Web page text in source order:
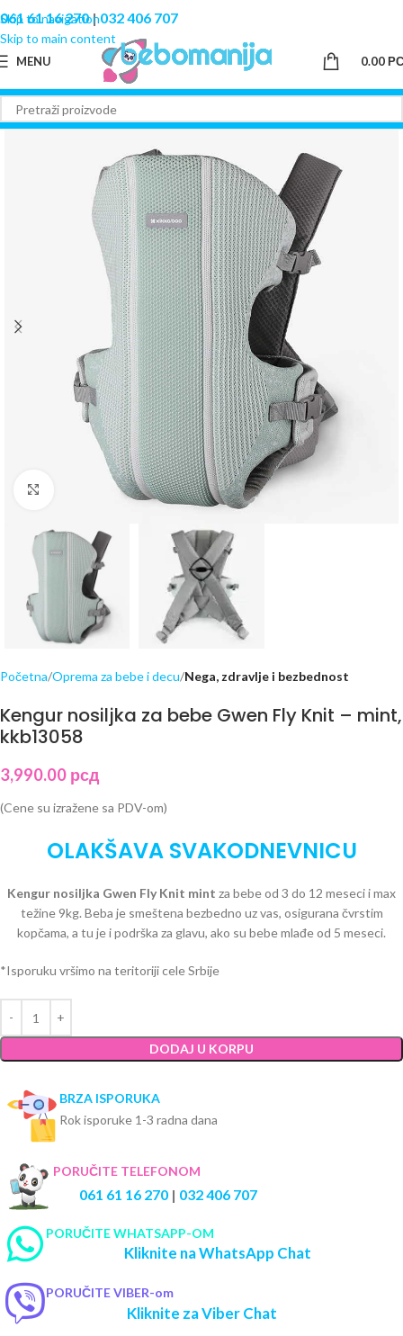
Skip to navigation
Skip to main content
061 61 16 270|032 406 707
MENU 0.00
Click to enlarge
Početna Oprema za bebe i decu Nega, zdravlje i bezbednost
Kengur nosiljka za bebe Gwen Fly Knit – mint,
kkb13058
3,990.00 рсд
(Cene su izražene sa PDV-om)
OLAKŠAVA SVAKODNEVNICU
Kengur nosiljka Gwen Fly Knit mint za bebe od 3 do 12 meseci i max
težine 9kg. Beba je smeštena bezbedno uz vas, osigurana čvrstim
kopčama, a tu je i podrška za glavu, ako su bebe mlađe od 5 meseci.
*Isporuku vršimo na teritoriji cele Srbije
DODAJ U KORPU
BRZA ISPORUKA
Rok isporuke 1-3 radna dana
PORUČITE TELEFONOM
061 61 16 270 | 032 406 707
PORUČITE WHATSAPP-OM
Kliknite na WhatsApp Chat
PORUČITE VIBER-om
Kliknite za Viber Chat